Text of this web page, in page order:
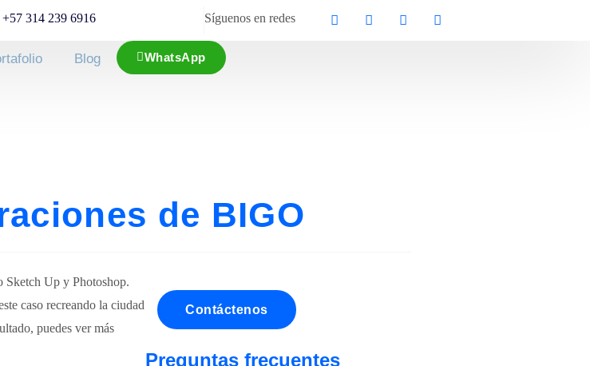
+57 314 239 6916 Síguenos en redes
Blog WhatsApp
de BIGO
Sketch Up y Photoshop.
caso recreando la ciudad
puedes ver más
Contáctenos
Preguntas frecuentes​